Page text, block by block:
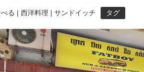
る | 西洋料理 | サンドイッチ タグ